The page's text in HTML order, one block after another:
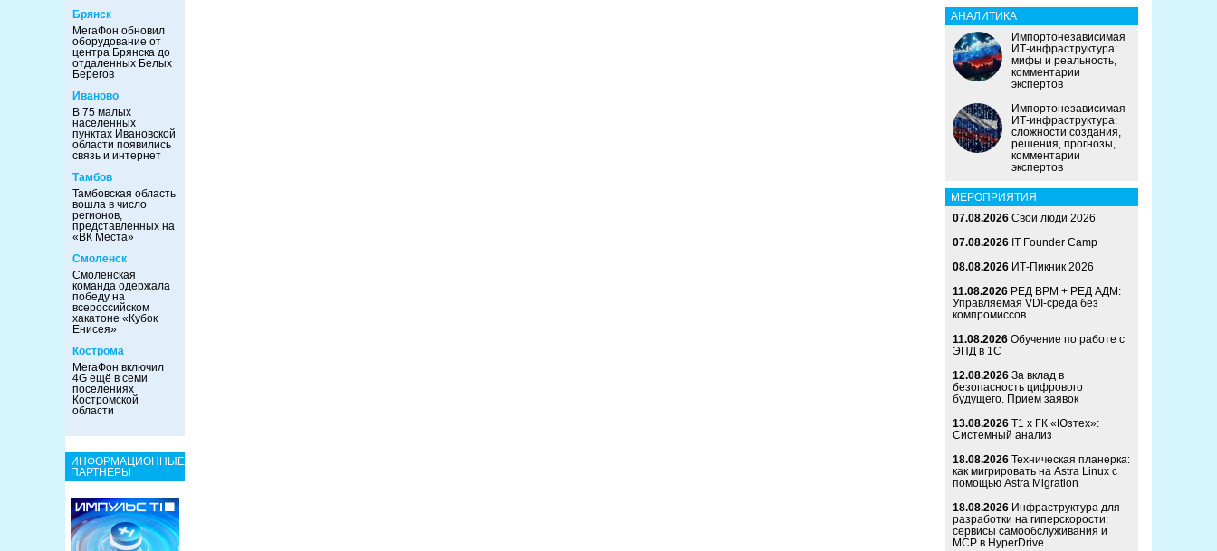
Брянск
МегаФон обновил
оборудование от
центра Брянска до
отдаленных Белых
Берегов
Иваново
В 75 малых
населённых
пунктах Ивановской
области появились
связь и интернет
Тамбов
Тамбовская область
вошла в число
регионов,
представленных на
«ВК Места»
Смоленск
Смоленская
команда одержала
победу на
всероссийском
хакатоне «Кубок
Енисея»
Кострома
МегаФон включил
4G ещё в семи
поселениях
Костромской
области
ИНФОРМАЦИОННЫЕ
ПАРТНЕРЫ
АНАЛИТИКА
Импортонезависимая
ИТ-инфраструктура:
мифы и реальность,
комментарии
экспертов
Импортонезависимая
ИТ-инфраструктура:
сложности создания,
решения, прогнозы,
комментарии
экспертов
МЕРОПРИЯТИЯ
07.08.2026 Свои люди 2026
07.08.2026 IT Founder Camp
08.08.2026 ИТ-Пикник 2026
11.08.2026 РЕД ВРМ + РЕД АДМ:
Управляемая VDI-среда без
компромиссов
11.08.2026 Обучение по работе с
ЭПД в 1С
12.08.2026 За вклад в
безопасность цифрового
будущего. Прием заявок
13.08.2026 Т1 x ГК «Юзтех»:
Системный анализ
18.08.2026 Техническая планерка:
как мигрировать на Astra Linux с
помощью Astra Migration
18.08.2026 Инфраструктура для
разработки на гиперскорости:
сервисы самообслуживания и
MCP в HyperDrive